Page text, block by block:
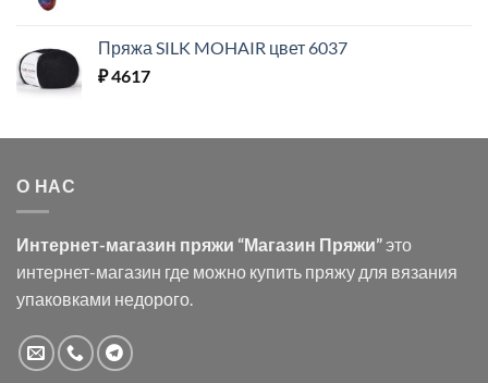
Пряжа SILK MOHAIR цвет 6037
₽4617
О НАС
Интернет-магазин пряжи “Магазин Пряжи”это
интернет-магазин где можно купить пряжу для вязания
упаковками недорого.